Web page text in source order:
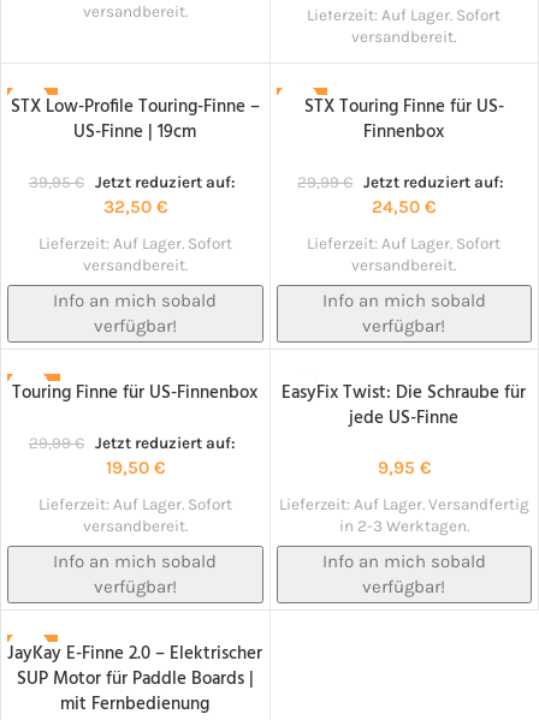
versandbereit.
Lieferzeit: Auf Lager. Sofort
versandbereit.
-19%
NACHBESTELLT!
STX Low-Profile Touring-Finne –
US-Finne | 19cm
39,95€ Jetzt reduziert auf:
32,50 €
Lieferzeit: Auf Lager. Sofort
versandbereit.
Info an mich sobald
verfügbar!
-18%
NACHBESTELLT!
STX Touring Finne für US-
Finnenbox
29,99€ Jetzt reduziert auf:
24,50€
Lieferzeit: Auf Lager. Sofort
versandbereit.
Info an mich sobald
verfügbar!
-35%
Touring Finne für US-Finnenbox
29,99€ Jetzt reduziert auf:
19,50 €
Lieferzeit: Auf Lager. Sofort
versandbereit.
Info an mich sobald
verfügbar!
NACHBESTELLT!
EasyFix Twist: Die Schraube für
jede US-Finne
9,95 €
Lieferzeit: Auf Lager. Versandfertig
in 2-3 Werktagen.
Info an mich sobald
verfügbar!
-10%
NACHBESTELLT!
JayKay E-Finne 2.0 – Elektrischer
SUP Motor für Paddle Boards |
mit Fernbedienung